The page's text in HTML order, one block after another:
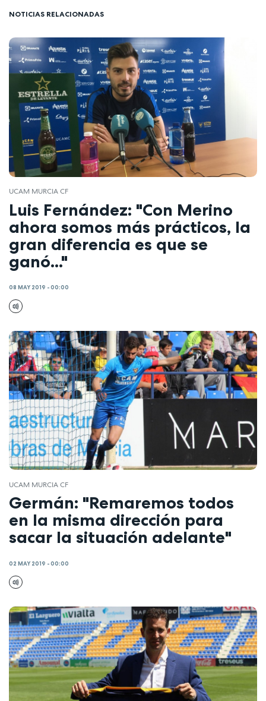
NOTICIAS RELACIONADAS
UCAM MURCIA CF
Luis Fernández: "Con Merino
ahora somos más prácticos, la
gran diferencia es que se
ganó..."
08 MAY 2019 - 00:00
UCAM MURCIA CF
Germán: "Remaremos todos
en la misma dirección para
sacar la situación adelante"
02 MAY 2019 - 00:00